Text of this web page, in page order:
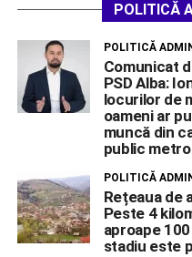
POLITICĂ
POLITICĂ
Comunicat
PSD Alba:
locurilor de
oameni ar
muncă din
public
POLITICĂ
Rețeaua de
Peste 4
aproape
stadiu este